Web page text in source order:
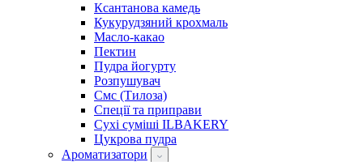
Ксантанова камедь
Кукурудзяний крохмаль
Масло-какао
Пектин
Пудра йогурту
Розпушувач
Смс (Тилоза)
Спеції та приправи
Сухі суміші ILBAKERY
Цукрова пудра
Ароматизатори